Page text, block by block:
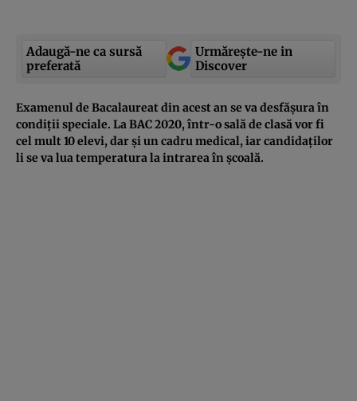
Adaugă-ne ca sursă
preferată
Urmărește-ne in
Discover
Examenul de Bacalaureat din acest an se va desfășura în
condiții speciale. La BAC 2020, într-o sală de clasă vor fi
cel mult 10 elevi, dar și un cadru medical, iar candidaților
li se va lua temperatura la intrarea în școală.